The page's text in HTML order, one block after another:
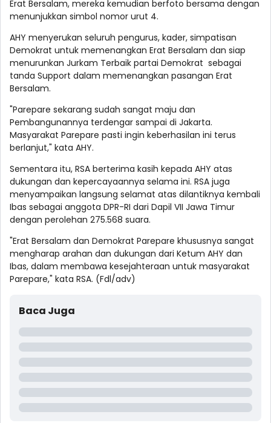
Erat Bersalam, mereka kemudian berfoto bersama dengan
menunjukkan simbol nomor urut 4.
AHY menyerukan seluruh pengurus, kader, simpatisan
Demokrat untuk memenangkan Erat Bersalam dan siap
menurunkan Jurkam Terbaik partai Demokrat sebagai
tanda Support dalam memenangkan pasangan Erat
Bersalam.
"Parepare sekarang sudah sangat maju dan
Pembangunannya terdengar sampai di Jakarta.
Masyarakat Parepare pasti ingin keberhasilan ini terus
berlanjut," kata AHY.
Sementara itu, RSA berterima kasih kepada AHY atas
dukungan dan kepercayaannya selama ini. RSA juga
menyampaikan langsung selamat atas dilantiknya kembali
Ibas sebagai anggota DPR-RI dari Dapil VII Jawa Timur
dengan perolehan 275.568 suara.
"Erat Bersalam dan Demokrat Parepare khususnya sangat
mengharap arahan dan dukungan dari Ketum AHY dan
Ibas, dalam membawa kesejahteraan untuk masyarakat
Parepare," kata RSA. (Fdl/adv)
Baca Juga